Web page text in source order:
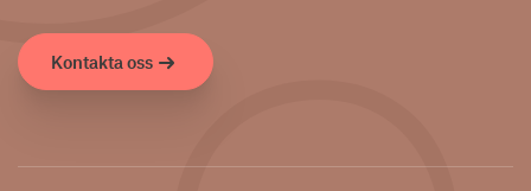
Kontakta oss